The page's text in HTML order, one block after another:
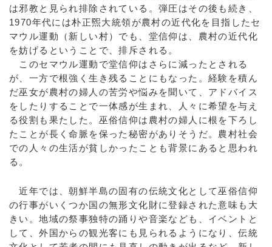
は邪教と見られ排除されている。弾圧はその後も続き、
1970年代には朴正煕大統領が農村の近代化を目指したセ
マウル運動（新しい村）でも、堂信仰は、農村の近代化
を妨げるということで、排斥される。
このセマウル運動で堂信仰はさらに減ったとされる
が、一方で根強く生き残ることにもなった。経験を積ん
だ巫女が農村の婦人の苦労や悩みを聞いて、アドバイス
をしたりすることで一体感が生まれ、人々に希望を与え
る役割も果たした。巫俗信仰は農村の婦人に根を下ろし
たことが長く命脈を保った秘密がありそうだ。農村社会
での人々の生活が貧しかったことも背景にあると思われ
る。
近年では、朝鮮半島の固有の伝統文化として巫俗信仰
の行事がいくつか国の無形文化財に登録された意味も大
きい。地域の祭事独特の踊りや音楽なども、イベントと
して、外国からの観光客にも見られるようになり、伝統